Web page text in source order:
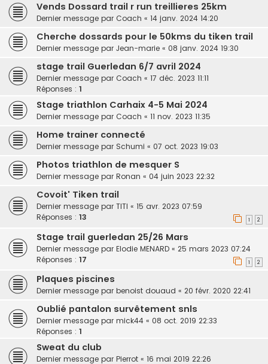
Vends Dossard trail r run treillieres 25km
Dernier message par Coach « 14 janv. 2024 14:20
Cherche dossards pour le 50kms du tiken trail
Dernier message par Jean-marie « 08 janv. 2024 19:30
stage trail Guerledan 6/7 avril 2024
Dernier message par Coach « 17 déc. 2023 11:11
Réponses : 1
Stage triathlon Carhaix 4-5 Mai 2024
Dernier message par Coach « 11 nov. 2023 11:35
Home trainer connecté
Dernier message par Schumi « 07 oct. 2023 19:03
Photos triathlon de mesquer S
Dernier message par Ronan « 04 juin 2023 22:32
Covoit' Tiken trail
Dernier message par TITI « 15 avr. 2023 07:59
Réponses : 13 1 2
Stage trail guerledan 25/26 Mars
Dernier message par Elodie MENARD « 25 mars 2023 07:24
Réponses : 17 1 2
Plaques piscines
Dernier message par benoist douaud « 20 févr. 2020 22:41
Oublié pantalon survêtement snls
Dernier message par mick44 « 08 oct. 2019 22:33
Réponses : 1
Sweat du club
Dernier message par Pierrot « 16 mai 2019 22:26